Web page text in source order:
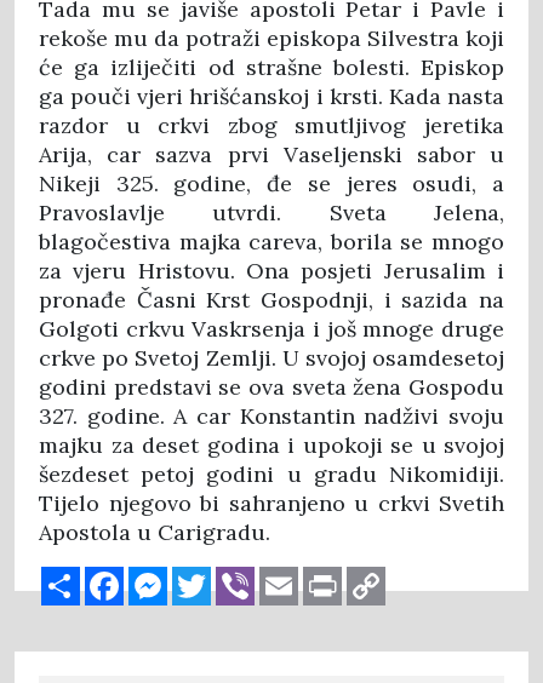
Tada mu se javiše apostoli Petar i Pavle i
rekoše mu da potraži episkopa Silvestra koji
će ga izliječiti od strašne bolesti. Episkop
ga pouči vjeri hrišćanskoj i krsti. Kada nasta
razdor u crkvi zbog smutljivog jeretika
Arija, car sazva prvi Vaseljenski sabor u
Nikeji 325. godine, đe se jeres osudi, a
Pravoslavlje utvrdi. Sveta Jelena,
blagočestiva majka careva, borila se mnogo
za vjeru Hristovu. Ona posjeti Jerusalim i
pronađe Časni Krst Gospodnji, i sazida na
Golgoti crkvu Vaskrsenja i još mnoge druge
crkve po Svetoj Zemlji. U svojoj osamdesetoj
godini predstavi se ova sveta žena Gospodu
327. godine. A car Konstantin nadživi svoju
majku za deset godina i upokoji se u svojoj
šezdeset petoj godini u gradu Nikomidiji.
Tijelo njegovo bi sahranjeno u crkvi Svetih
Apostola u Carigradu.
ShareFacebook
Messenger
Twitter
ViberEmailPrint
Link